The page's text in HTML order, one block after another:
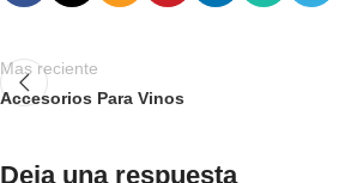
Mas reciente
Accesorios Para Vinos
Deja una respuesta